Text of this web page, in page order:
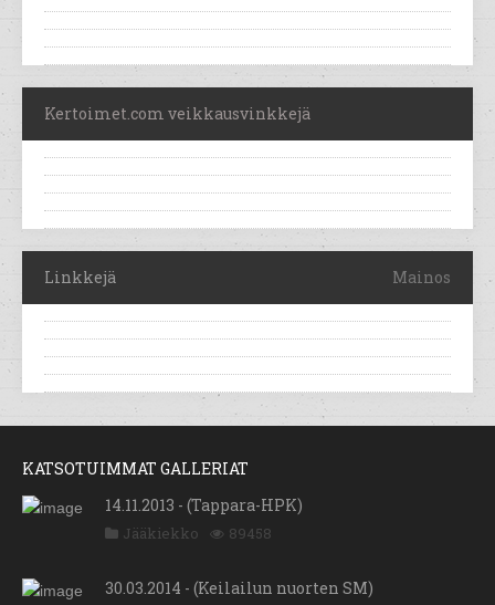
Kertoimet.com veikkausvinkkejä
Linkkejä Mainos
KATSOTUIMMAT GALLERIAT
14.11.2013 - (Tappara-HPK)
Jääkiekko 89458
30.03.2014 - (Keilailun nuorten SM)